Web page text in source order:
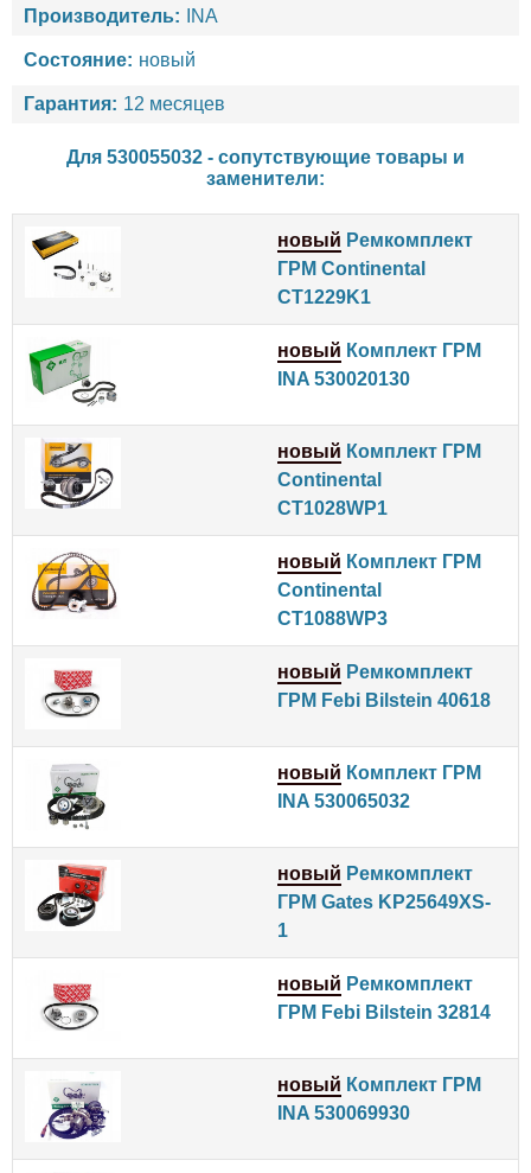
Производитель: INA
Состояние: новый
Гарантия: 12 месяцев
Для 530055032 - сопутствующие товары и
заменители:
новый Ремкомплект
ГРМ Continental
CT1229K1
новый Комплект ГРМ
INA 530020130
новый Комплект ГРМ
Continental
CT1028WP1
новый Комплект ГРМ
Continental
CT1088WP3
новый Ремкомплект
ГРМ Febi Bilstein 40618
новый Комплект ГРМ
INA 530065032
новый Ремкомплект
ГРМ Gates KP25649XS-
1
новый Ремкомплект
ГРМ Febi Bilstein 32814
новый Комплект ГРМ
INA 530069930